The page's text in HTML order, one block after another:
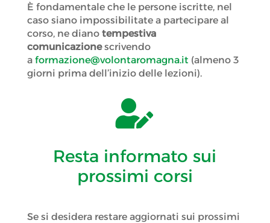
È fondamentale che le persone iscritte, nel
caso siano impossibilitate a partecipare al
corso, ne diano tempestiva
comunicazionescrivendo
a formazione@volontaromagna.it (almeno 3
giorni prima dell’inizio delle lezioni).

Resta informato sui
prossimi corsi
Se si desidera restare aggiornati sui prossimi